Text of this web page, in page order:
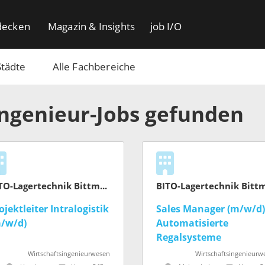
Alle Fachbereiche
Magazin & Insights job I/O
Jobs gefunden
BITO-Lagertechnik Bittmann
Intralogistik
w/d)
Wirtschaftsingenieurwesen
Sales Manager (m/w/
Automatisierte
Regalsysteme